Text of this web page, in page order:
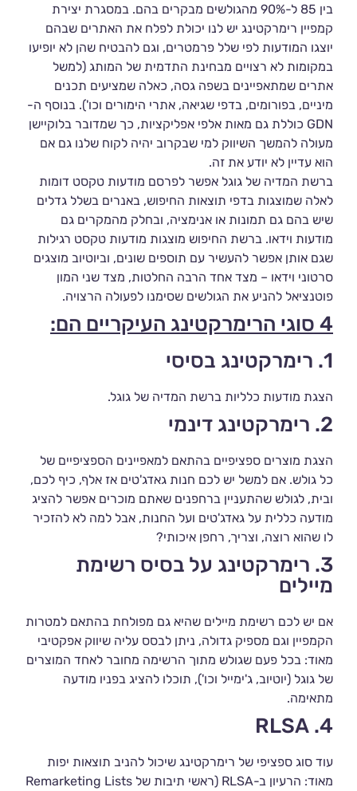
בין 85 ל-90% מהגולשים מבקרים בהם. במסגרת יצירת
קמפיין רימרקטינג יש לנו יכולת לפלח את האתרים שבהם
יוצגו המודעות לפי שלל פרמטרים, וגם להבטיח שהן לא יופיעו
במקומות לא רצויים מבחינת התדמית של המותג (למשל
אתרים שמתאפיינים בשפה גסה, כאלה שמציעים תכנים
מיניים, בפורומים, בדפי שגיאה, אתרי הימורים וכו'). בנוסף ה-
GDN כוללת גם מאות אלפי אפליקציות, כך שמדובר בלוקיישן
מעולה להמשך השיווק למי שבקרוב יהיה לקוח שלנו גם אם
הוא עדיין לא יודע את זה.
ברשת המדיה של גוגל אפשר לפרסם מודעות טקסט דומות
לאלה שמוצגות בדפי תוצאות החיפוש, באנרים בשלל גדלים
שיש בהם גם תמונות או אנימציה, ובחלק מהמקרים גם
מודעות וידאו. ברשת החיפוש מוצגות מודעות טקסט רגילות
שגם אותן אפשר להעשיר עם תוספים שונים, וביוטיוב מוצגים
סרטוני וידאו – מצד אחד הרבה החלטות, מצד שני המון
פוטנציאל להניע את הגולשים שסימנו לפעולה הרצויה.
4 סוגי הרימרקטינג העיקריים הם:
1. רימרקטינג בסיסי
הצגת מודעות כלליות ברשת המדיה של גוגל.
2. רימרקטינג דינמי
הצגת מוצרים ספציפיים בהתאם למאפיינים הספציפיים של
כל גולש. אם למשל יש לכם חנות גאדג'טים אז אלף, כיף לכם,
ובית, לגולש שהתעניין ברחפנים שאתם מוכרים אפשר להציג
מודעה כללית על גאדג'טים ועל החנות, אבל למה לא להזכיר
לו שהוא רוצה, וצריך, רחפן איכותי?
3. רימרקטינג על בסיס רשימת
מיילים
אם יש לכם רשימת מיילים שהיא גם מפולחת בהתאם למטרות
הקמפיין וגם מספיק גדולה, ניתן לבסס עליה שיווק אפקטיבי
מאוד: בכל פעם שגולש מתוך הרשימה מחובר לאחד המוצרים
של גוגל (יוטיוב, ג'ימייל וכו'), תוכלו להציג בפניו מודעה
מתאימה.
4. RLSA
עוד סוג ספציפי של רימרקטינג שיכול להניב תוצאות יפות
מאוד: הרעיון ב-RLSA (ראשי תיבות של Remarketing Lists